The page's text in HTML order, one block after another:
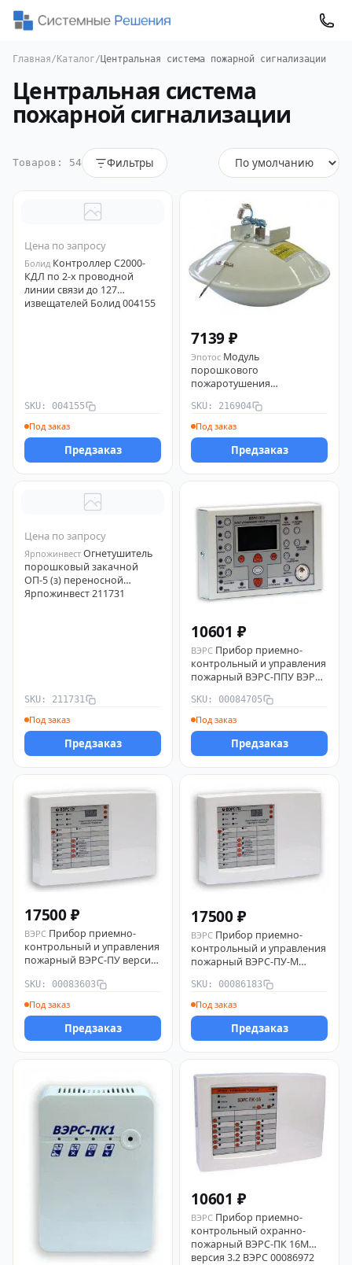
Главная/ Каталог/Центральная система пожарной сигнализации
Центральная система
пожарной сигнализации
Товаров: 54 Фильтры
Цена по запросу
Болид Контроллер С2000-
КДЛ по 2-х проводной
линии связи до 127
извещателей Болид 004155
SKU: 004155
Под заказ
Предзаказ
7139 ₽
Эпотос Модуль
порошкового
пожаротушения
МПП-2.5-2С (БУРАН-2.5-2С)
Эпотос 216904
SKU: 216904
Под заказ
Предзаказ
Цена по запросу
Ярпожинвест Огнетушитель
порошковый закачной
ОП-5 (з) переносной
Ярпожинвест 211731
SKU: 211731
Под заказ
Предзаказ
10601 ₽
ВЭРС Прибор приемно-
контрольный и управления
пожарный ВЭРС-ППУ ВЭРС
SKU: 00084705
Под заказ
Предзаказ
17500 ₽
ВЭРС Прибор приемно-
контрольный и управления
пожарный ВЭРС-ПУ версия
SKU: 00083603
Под заказ
Предзаказ
17500 ₽
ВЭРС Прибор приемно-
контрольный и управления
пожарный ВЭРС-ПУ-М
SKU: 00086183
Под заказ
Предзаказ
10601 ₽
ВЭРС Прибор приемно-
контрольный охранно-
пожарный ВЭРС-ПК 16М
версия 3.2 ВЭРС 00086972